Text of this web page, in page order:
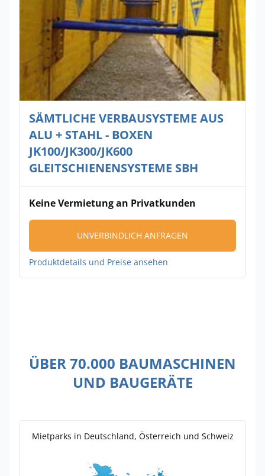
SÄMTLICHE VERBAUSYSTEME AUS
ALU + STAHL - BOXEN
JK100/JK300/JK600
GLEITSCHIENENSYSTEME SBH
Keine Vermietung an Privatkunden
UNVERBINDLICH ANFRAGEN
Produktdetails und Preise ansehen
ÜBER 70.000 BAUMASCHINEN
UND BAUGERÄTE
Mietparks in Deutschland, Österreich und Schweiz